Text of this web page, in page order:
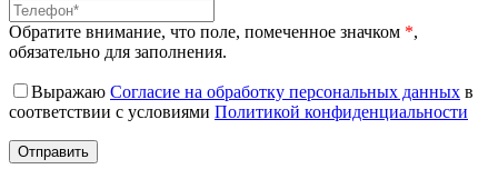
Обратите внимание, что поле, помеченное значком *,
обязательно для заполнения.
Выражаю Согласие на обработку персональных данных в
соответствии с условиями Политикой конфиденциальности